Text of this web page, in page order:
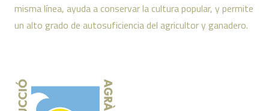
misma línea, ayuda a conservar la cultura popular, y permite
un alto grado de autosuficiencia del agricultor y ganadero.